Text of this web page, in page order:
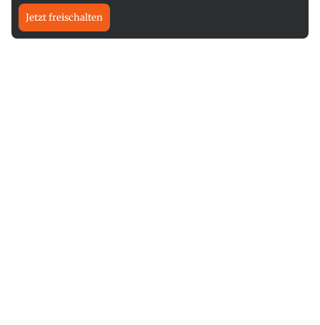
Jetzt freischalten